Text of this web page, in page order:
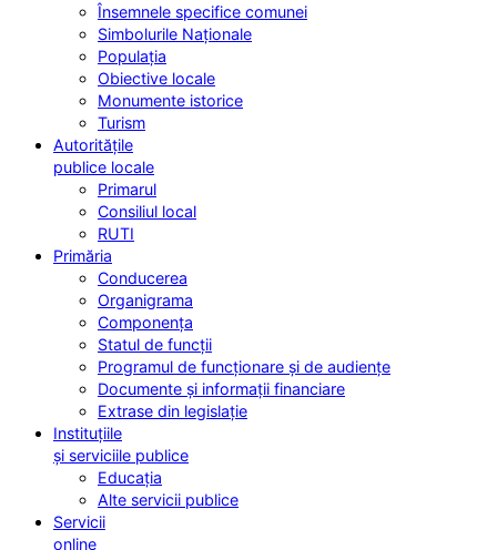
Însemnele specifice comunei
Simbolurile Naționale
Populația
Obiective locale
Monumente istorice
Turism
Autoritățile
publice locale
Primarul
Consiliul local
RUTI
Primăria
Conducerea
Organigrama
Componența
Statul de funcții
Programul de funcționare și de audiențe
Documente și informații financiare
Extrase din legislație
Instituțiile
și serviciile publice
Educația
Alte servicii publice
Servicii
online